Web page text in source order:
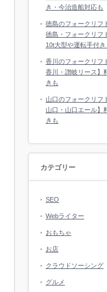
き・今治造船対応も
徳島のフォークリフ
徳島・フォークリフ
10t大型や運転手付き
香川のフォークリフ
香川・讃岐リース】
きも
山口のフォークリフ
山口・山口エール】
きも
カテゴリー
SEO
Webライター
おもちゃ
お店
クラウドソーシング
グルメ